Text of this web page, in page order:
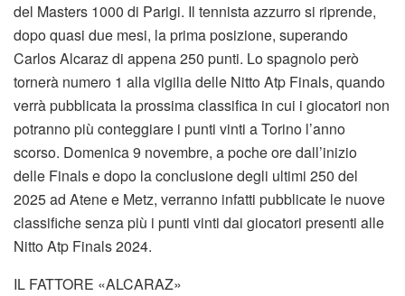
del Masters 1000 di Parigi. Il tennista azzurro si riprende,
dopo quasi due mesi, la prima posizione, superando
Carlos Alcaraz di appena 250 punti. Lo spagnolo però
tornerà numero 1 alla vigilia delle Nitto Atp Finals, quando
verrà pubblicata la prossima classifica in cui i giocatori non
potranno più conteggiare i punti vinti a Torino l’anno
scorso. Domenica 9 novembre, a poche ore dall’inizio
delle Finals e dopo la conclusione degli ultimi 250 del
2025 ad Atene e Metz, verranno infatti pubblicate le nuove
classifiche senza più i punti vinti dai giocatori presenti alle
Nitto Atp Finals 2024.
IL FATTORE «ALCARAZ»